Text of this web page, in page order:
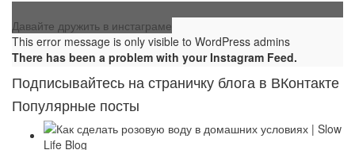
Давайте дружить в инстаграме
This error message is only visible to WordPress admins
There has been a problem with your Instagram Feed.
Подписывайтесь на страничку блога в ВКонтакте
Популярные посты